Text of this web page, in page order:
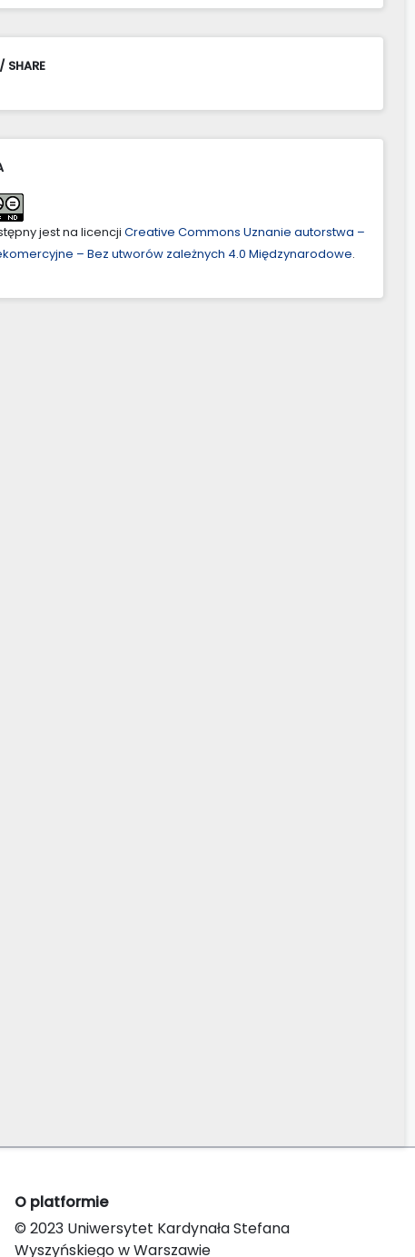
SHARE
jest na licencji Creative Commons Uznanie autorstwa –
– Bez utworów zależnych 4.0 Międzynarodowe.
O platformie
© 2023 Uniwersytet Kardynała Stefana
Wyszyńskiego w Warszawie